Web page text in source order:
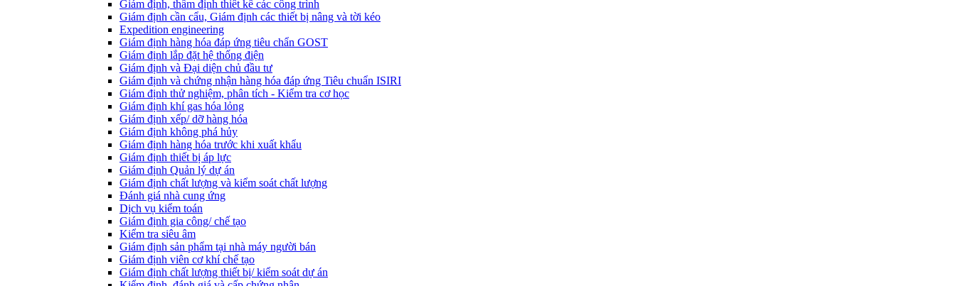
Giám định, thẩm định thiết kế các công trình
Giám định cần cẩu, Giám định các thiết bị nâng và tời kéo
Expedition engineering
Giám định hàng hóa đáp ứng tiêu chẩn GOST
Giám định lắp đặt hệ thống điện
Giám định và Đại diện chủ đầu tư
Giám định và chứng nhận hàng hóa đáp ứng Tiêu chuẩn ISIRI
Giám định thử nghiệm, phân tích - Kiểm tra cơ học
Giám định khí gas hóa lỏng
Giám định xếp/ dỡ hàng hóa
Giám định không phá hủy
Giám định hàng hóa trước khi xuất khẩu
Giám định thiết bị áp lực
Giám định Quản lý dự án
Giám định chất lượng và kiểm soát chất lượng
Đánh giá nhà cung ứng
Dịch vụ kiểm toán
Giám định gia công/ chế tạo
Kiểm tra siêu âm
Giám định sản phẩm tại nhà máy người bán
Giám định viên cơ khí chế tạo
Giám định chất lượng thiết bị/ kiểm soát dự án